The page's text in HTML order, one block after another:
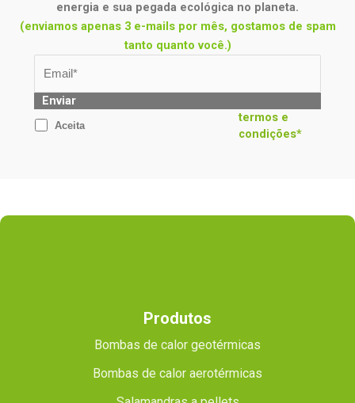
energia e sua pegada ecológica no planeta.
(enviamos apenas 3 e-mails por mês, gostamos de spam
tanto quanto você.)
Enviar
Aceita
termos e
condições*
Produtos
Bombas de calor geotérmicas
Bombas de calor aerotérmicas